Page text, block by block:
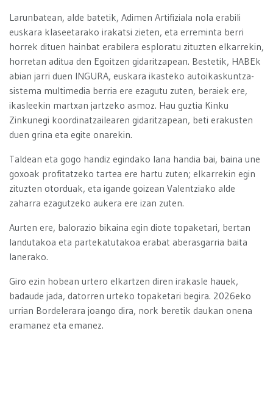
Larunbatean, alde batetik, Adimen Artifiziala nola erabili
euskara klaseetarako irakatsi zieten, eta erreminta berri
horrek dituen hainbat erabilera esploratu zituzten elkarrekin,
horretan aditua den Egoitzen gidaritzapean. Bestetik, HABEk
abian jarri duen INGURA, euskara ikasteko autoikaskuntza-
sistema multimedia berria ere ezagutu zuten, beraiek ere,
ikasleekin martxan jartzeko asmoz. Hau guztia Kinku
Zinkunegi koordinatzailearen gidaritzapean, beti erakusten
duen grina eta egite onarekin.
Taldean eta gogo handiz egindako lana handia bai, baina une
goxoak profitatzeko tartea ere hartu zuten; elkarrekin egin
zituzten otorduak, eta igande goizean Valentziako alde
zaharra ezagutzeko aukera ere izan zuten.
Aurten ere, balorazio bikaina egin diote topaketari, bertan
landutakoa eta partekatutakoa erabat aberasgarria baita
lanerako.
Giro ezin hobean urtero elkartzen diren irakasle hauek,
badaude jada, datorren urteko topaketari begira. 2026eko
urrian Bordelerara joango dira, nork beretik daukan onena
eramanez eta emanez.